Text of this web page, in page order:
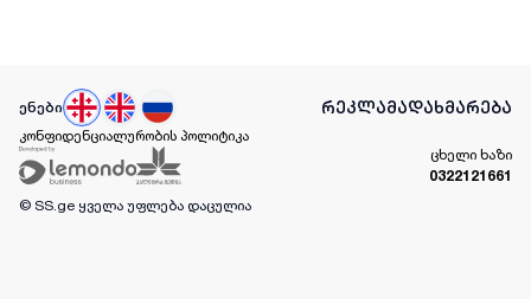
ენები რეკლამადახმარება
კონფიდენციალურობის პოლიტიკა
ცხელი ხაზი
0322121661
© SS.ge ყველა უფლება დაცულია